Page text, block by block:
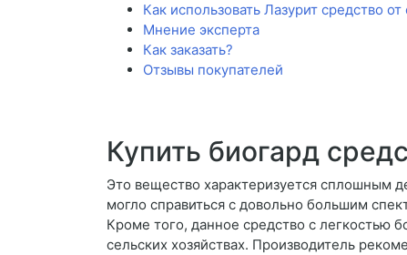
Как использовать Лазурит средство
Мнение эксперта
Как заказать?
Отзывы покупателей
Купить биогард
Это вещество характеризуется сплошным
могло справиться с довольно большим
Кроме того, данное средство с легкостью
сельских хозяйствах. Производитель